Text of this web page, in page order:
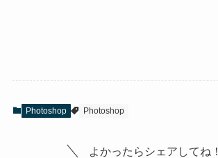
Photoshop Photoshop
よかったらシェアしてね！